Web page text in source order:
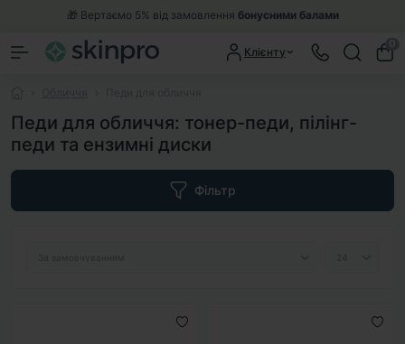
🎁 Вертаємо 5% від замовлення бонусними балами
Клієнту
Педи для обличчя: тонер-педи, пілінг-
педи та ензимні диски
Фільтр